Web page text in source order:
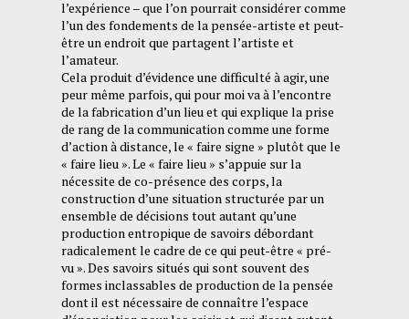
l’expérience – que l’on pourrait considérer comme
l’un des fondements de la pensée-artiste et peut-
être un endroit que partagent l’artiste et
l’amateur.
Cela produit d’évidence une difficulté à agir, une
peur même parfois, qui pour moi va à l’encontre
de la fabrication d’un lieu et qui explique la prise
de rang de la communication comme une forme
d’action à distance, le « faire signe » plutôt que le
« faire lieu ». Le « faire lieu » s’appuie sur la
nécessite de co-présence des corps, la
construction d’une situation structurée par un
ensemble de décisions tout autant qu’une
production entropique de savoirs débordant
radicalement le cadre de ce qui peut-être « pré-
vu ». Des savoirs situés qui sont souvent des
formes inclassables de production de la pensée
dont il est nécessaire de connaître l’espace